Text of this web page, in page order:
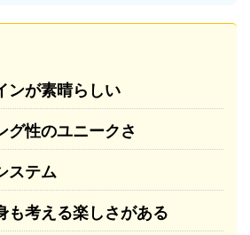
ンが素晴らしい
グ性のユニークさ
ステム
も考える楽しさがある